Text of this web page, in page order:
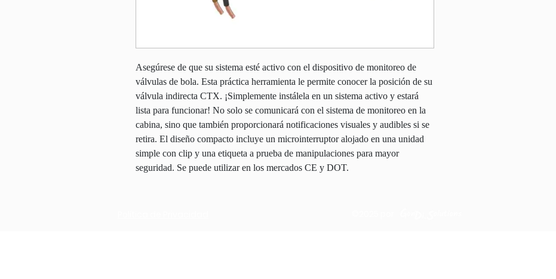
Asegúrese de que su sistema esté activo con el dispositivo de monitoreo de
válvulas de bola. Esta práctica herramienta le permite conocer la posición de su
válvula indirecta CTX. ¡Simplemente instálela en un sistema activo y estará
lista para funcionar! No solo se comunicará con el sistema de monitoreo en la
cabina, sino que también proporcionará notificaciones visuales y audibles si se
retira. El diseño compacto incluye un microinterruptor alojado en una unidad
simple con clip y una etiqueta a prueba de manipulaciones para mayor
seguridad. Se puede utilizar en los mercados CE y DOT.